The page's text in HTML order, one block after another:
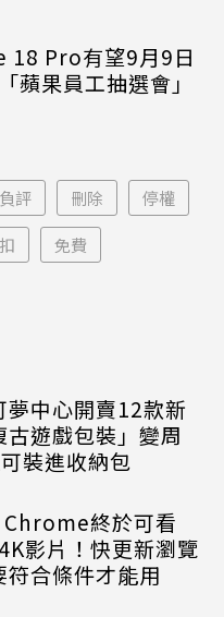
18 Pro有望9月9日
蘋果員工抽選會」
負評 刪除 停權
免費
夢中心開賣12款新
古遊戲包裝」變周
裝進收納包
終於可看
影片！快更新瀏覽
符合條件才能用